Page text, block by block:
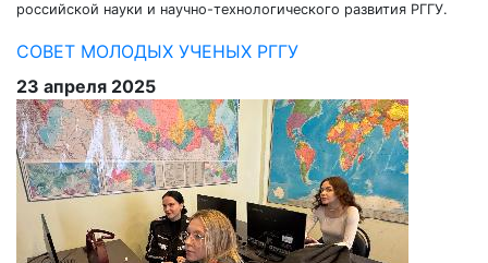
российской науки и научно-технологического развития РГГУ.
СОВЕТ МОЛОДЫХ УЧЕНЫХ РГГУ
23 апреля 2025